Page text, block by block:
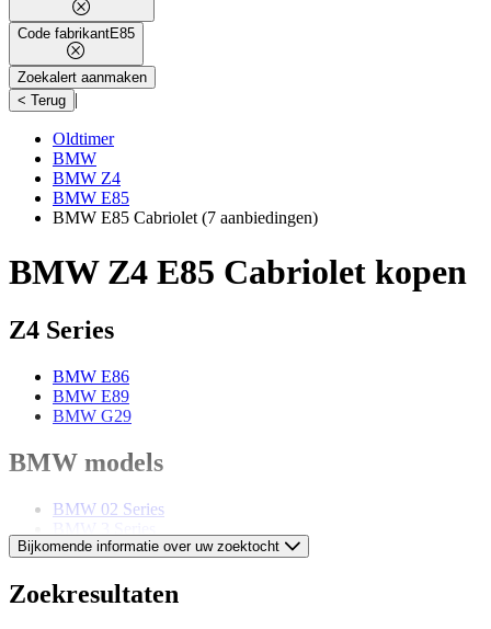
Code fabrikantE85
Zoekalert aanmaken
< Terug |
Oldtimer
BMW
BMW Z4
BMW E85
BMW E85 Cabriolet (7 aanbiedingen)
BMW Z4 E85 Cabriolet kopen
Z4 Series
BMW E86
BMW E89
BMW G29
BMW models
BMW 02 Series
BMW 3.0
BMW 328
BMW 5 Series
Bijkomende informatie over uw zoektocht
Zoekresultaten